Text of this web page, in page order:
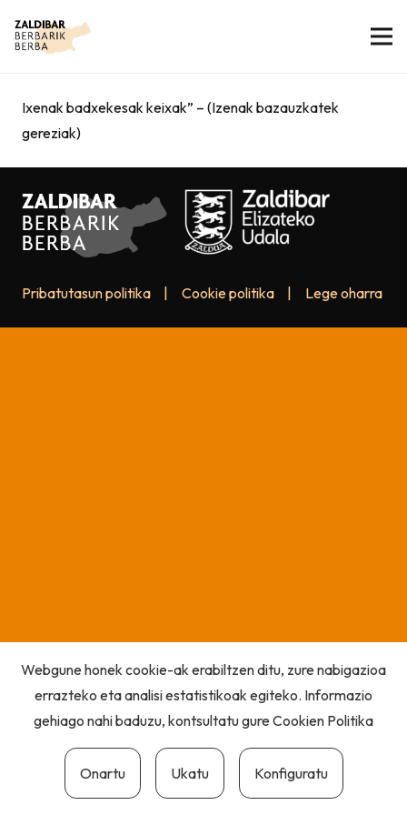
Ixenak badxekesak keixak” – (Izenak bazauzkatek
gereziak)
Pribatutasun politika Cookie politika Lege oharra
Webgune honek cookie-ak erabiltzen ditu, zure nabigazioa
errazteko eta analisi estatistikoak egiteko. Informazio
gehiago nahi baduzu, kontsultatu gureCookien Politika
Onartu Ukatu Konfiguratu